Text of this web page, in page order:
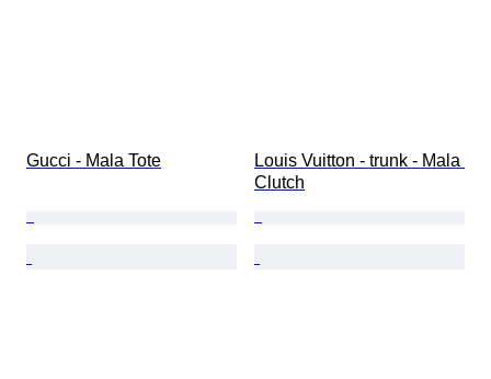
Gucci - Mala Tote
Louis Vuitton - trunk - Mala
Clutch